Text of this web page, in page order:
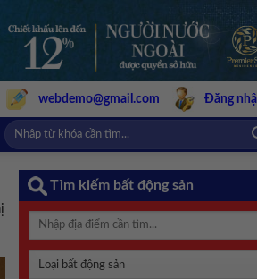
webdemo@gmail.com Đăng
Tìm kiếm bất động sản